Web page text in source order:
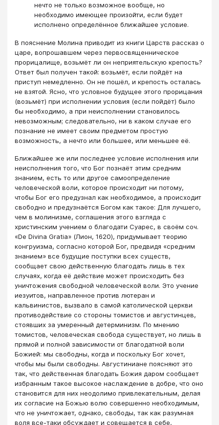
нечто не только возможное вообще, но
необходимо имеющее произойти, если будет
исполнено определённое ближайшее условие.
В пояснение Молина приводит из книги Царств рассказ о
царе, вопрошавшем через первосвященническое
прорицалище, возьмёт ли он неприятельскую крепость?
Ответ был получен такой: возьмёт, если пойдёт на
приступ немедленно. Он не пошёл, и крепость осталась
не взятой. Ясно, что условное будущее этого прорицания
(возьмёт) при исполнении условия (если пойдёт) было
бы необходимо, а при неисполнении становилось
невозможным; следовательно, ни в каком случае его
познание не имеет своим предметом простую
возможность, а нечто или большее, или меньшее её.
Ближайшее же или последнее условие исполнения или
неисполнения того, что Бог познаёт этим средним
знанием, есть то или другое самоопределение
человеческой воли, которое происходит ни потому,
чтобы Бог его предузнал как необходимое, а происходит
свободно и предузнаётся Богом как такое: Для лучшего,
чем в молинизме, соглашения этого взгляда с
христинским учением о благодати Суарес, в своём соч.
«De Divina Gratia» (Лион, 1620), придумывает теорию
конгруизма, согласно которой Бог, предвидя «средним
знанием» все будущие поступки всех существ,
сообщает свою действенную благодать лишь в тех
случаях, когда её действие может происходить без
уничтожения свободной человеческой воли. Это учение
иезуитов, направленное против лютеран и
кальвинистов, вызвало в самой католической церкви
противодействие со стороны томистов и августинцев,
стоявших за умеренный детерминизм. По мнению
томистов, человеческая свобода существует, но лишь в
прямой и полной зависимости от благодатной воли
Божией: мы свободны, когда и поскольку Бог хочет,
чтобы мы были свободны. Августиниане поясняют это
так, что действенная благодать Божия даром сообщает
избранным такое высокое наслаждение в добре, что оно
становится для них неодолимо привлекательным, делая
их согласие на Божью волю совершенно необходимым,
что не уничтожает, однако, свободы, так как разумная
воля все-таки обсуждает и совещается в себе,